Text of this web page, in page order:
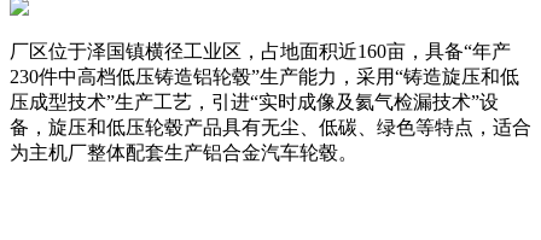
厂区位于泽国镇横径工业区，占地面积近160亩，具备“年产
230件中高档低压铸造铝轮毂”生产能力，采用“铸造旋压和低
压成型技术”生产工艺，引进“实时成像及氦气检漏技术”设
备，旋压和低压轮毂产品具有无尘、低碳、绿色等特点，适合
为主机厂整体配套生产铝合金汽车轮毂。